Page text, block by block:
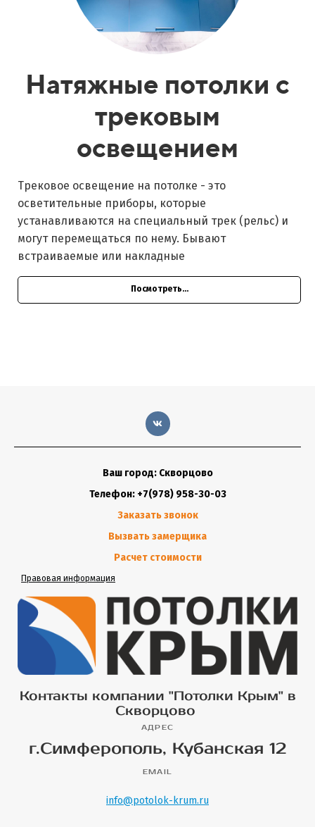
Натяжные потолки с
трековым
освещением
Трековое освещение на потолке - это
осветительные приборы, которые
устанавливаются на специальный трек (рельс) и
могут перемещаться по нему. Бывают
встраиваемые или накладные
Посмотреть...
Ваш город: Скворцово
Телефон: +7(978) 958-30-03
Заказать звонок
Вызвать замерщика
Расчет стоимости
Правовая информация
Контакты компании "Потолки Крым" в
Скворцово
АДРЕС
г.Симферополь, Кубанская 12
EMAIL
info@potolok-krum.ru